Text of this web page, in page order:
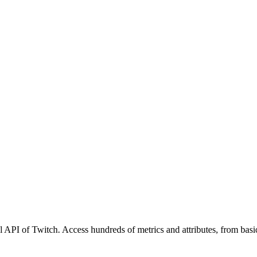
of Twitch. Access hundreds of metrics and attributes, from